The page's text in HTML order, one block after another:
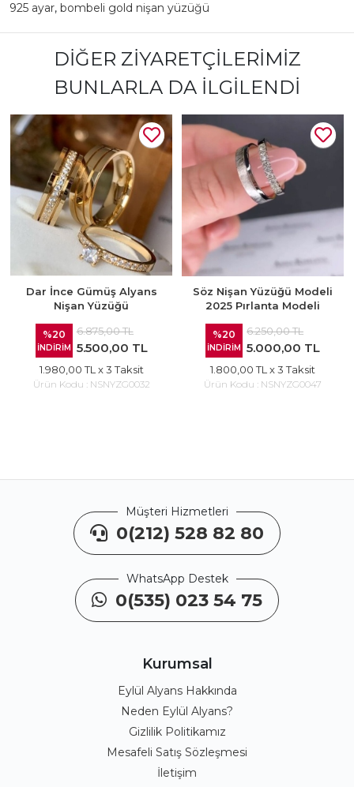
925 ayar, bombeli gold nişan yüzüğü
DIĞER ZIYARETÇILERIMIZ
BUNLARLA DA İLGILENDI
Dar İnce Gümüş Alyans
Nişan Yüzüğü
%20
İNDİRİM
6.875,00 TL
5.500,00 TL
1.980,00 TLx 3 Taksit
Ürün Kodu : NSNYZG0032
Söz Nişan Yüzüğü Modeli
2025 Pırlanta Modeli
%20
İNDİRİM
6.250,00 TL
5.000,00 TL
1.800,00 TLx 3 Taksit
Ürün Kodu : NSNYZG0047
Müşteri Hizmetleri
0(212) 528 82 80
WhatsApp Destek
0(535) 023 54 75
Kurumsal
Eylül Alyans Hakkında
Neden Eylül Alyans?
Gizlilik Politikamız
Mesafeli Satış Sözleşmesi
İletişim